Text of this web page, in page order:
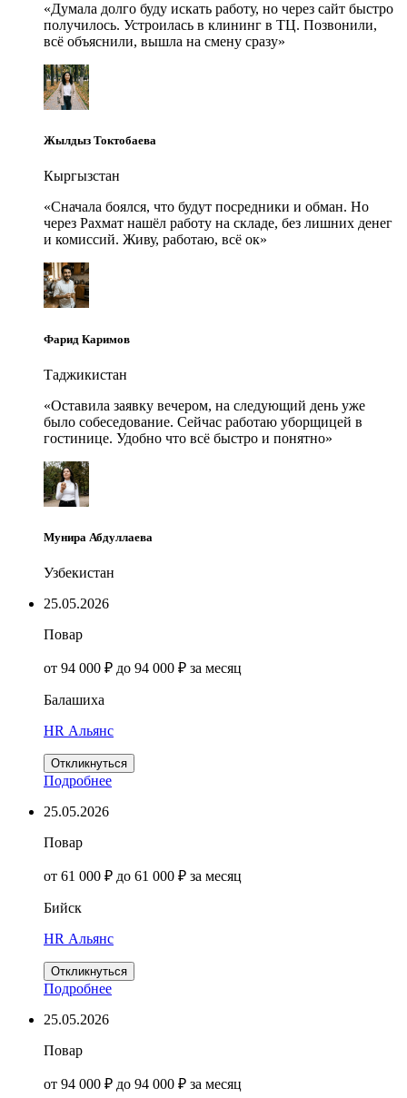
«Думала долго буду искать работу, но через сайт быстро
получилось. Устроилась в клининг в ТЦ. Позвонили,
всё объяснили, вышла на смену сразу»
Жылдыз Токтобаева
Кыргызстан
«Сначала боялся, что будут посредники и обман. Но
через Рахмат нашёл работу на складе, без лишних денег
и комиссий. Живу, работаю, всё ок»
Фарид Каримов
Таджикистан
«Оставила заявку вечером, на следующий день уже
было собеседование. Сейчас работаю уборщицей в
гостинице. Удобно что всё быстро и понятно»
Мунира Абдуллаева
Узбекистан
25.05.2026
Повар
от 94 000 ₽ до 94 000 ₽ за месяц
Балашиха
HR Альянс
Откликнуться
Подробнее
25.05.2026
Повар
от 61 000 ₽ до 61 000 ₽ за месяц
Бийск
HR Альянс
Откликнуться
Подробнее
25.05.2026
Повар
от 94 000 ₽ до 94 000 ₽ за месяц